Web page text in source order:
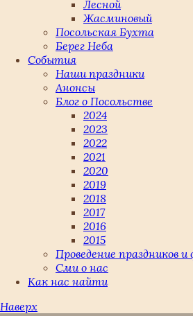
Лесной
Жасминовый
Посольская Бухта
Берег Неба
События
Наши праздники
Анонсы
Блог о Посольстве
2024
2023
2022
2021
2020
2019
2018
2017
2016
2015
Проведение праздников
Сми о нас
Как нас найти
Наверх